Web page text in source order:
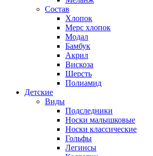
Состав
Хлопок
Мерс хлопок
Модал
Бамбук
Акрил
Вискоза
Шерсть
Полиамид
Детские
Виды
Подследники
Носки малышковые
Носки классические
Гольфы
Легинсы